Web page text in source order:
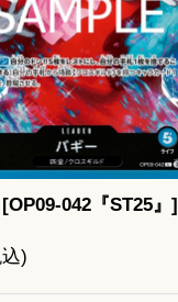
[OP09-042『ST25』 ]
)